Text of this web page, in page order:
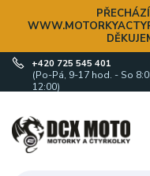
+420 725 545 401
(Po-Pá, 9-17 hod. - So
12:00)